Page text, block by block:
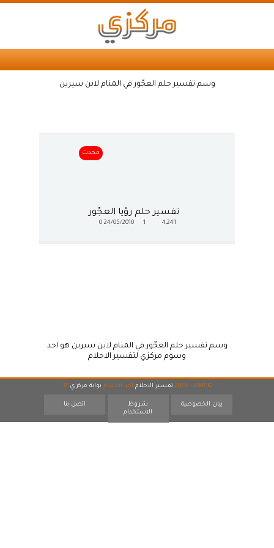
وسم تفسير حلم العجّور في المنام لابن سيرين
محدث
تفسير حلم رؤيا العجّور
4,241
24/05/2010
0
وسم تفسير حلم العجّور في المنام لابن سيرين هو احد
وسوم مركزي لتفسير الاحلام
© 2007 - 2026 تفسير الاحلام احد اقسام بوابة مركزي 17
بيان الخصوصية
شروط
الاستخدام
اتصل بنا